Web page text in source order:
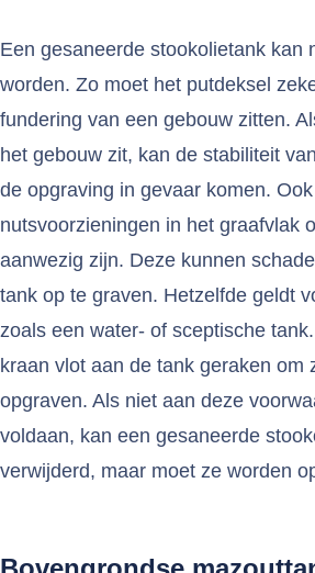
Een gesaneerde stookolietank kan
worden. Zo moet het putdeksel
fundering van een gebouw zitten.
het gebouw zit, kan de stabiliteit
de opgraving in gevaar komen.
nutsvoorzieningen in het graafvlak
aanwezig zijn. Deze kunnen
tank op te graven. Hetzelfde geldt
zoals een water- of sceptische
kraan vlot aan de tank geraken om
opgraven. Als niet aan deze
voldaan, kan een gesaneerde
verwijderd, maar moet ze worden